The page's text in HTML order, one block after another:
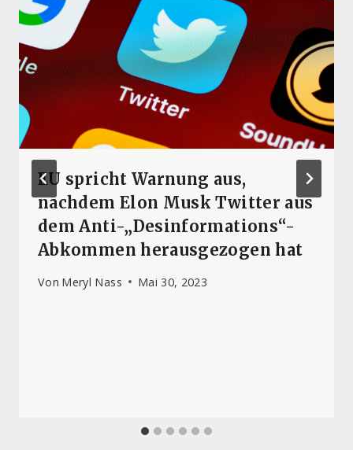
EU spricht Warnung aus,
nachdem Elon Musk Twitter aus
dem Anti-„Desinformations“-
Abkommen herausgezogen hat
Von Meryl Nass Mai 30, 2023